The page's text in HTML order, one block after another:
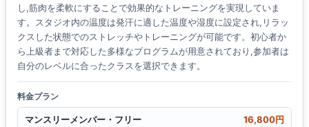
し,筋肉を柔軟にすることで効果的なトレーニングを実現していま
す。スタジオ内の温度は発汗に適した温度や湿度に設定され,リラッ
クスした状態でのストレッチやトレーニングが可能です。初心者か
ら上級者まで対応した多様なプログラムが用意されており,参加者は
自分のレベルに合ったクラスを選択できます。
料金プラン
マンスリーメンバー・フリー 16,800円